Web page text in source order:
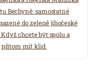
Bechyně: samostatné
do zeleně jihočeské
chcete být spolu a
přitom mít klid.